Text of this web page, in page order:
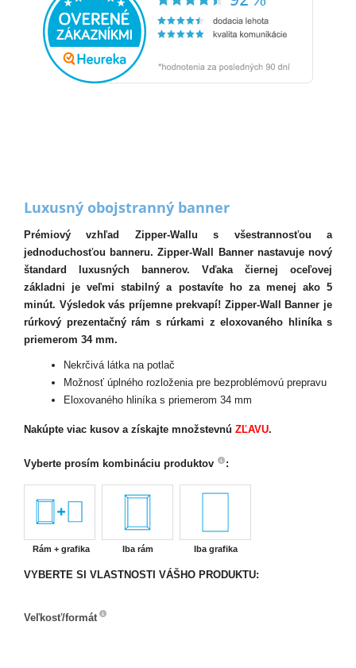
Luxusný obojstranný banner
Prémiový vzhľad Zipper-Wallu s všestrannosťou a
jednoduchosťou banneru. Zipper-Wall Banner nastavuje nový
štandard luxusných bannerov. Vďaka čiernej oceľovej
základni je veľmi stabilný a postavíte ho za menej ako 5
minút. Výsledok vás príjemne prekvapí! Zipper-Wall Banner je
rúrkový prezentačný rám s rúrkami z eloxovaného hliníka s
priemerom 34 mm.
Nekrčivá látka na potlač
Možnosť úplného rozloženia pre bezproblémovú prepravu
Eloxovaného hliníka s priemerom 34 mm
Nakúpte viac kusov a získajte množstevnú ZĽAVU.
Vyberte prosím kombináciu produktov :
Rám + grafika Iba rám Iba grafika
VYBERTE SI VLASTNOSTI VÁŠHO PRODUKTU:
Veľkosť/formát